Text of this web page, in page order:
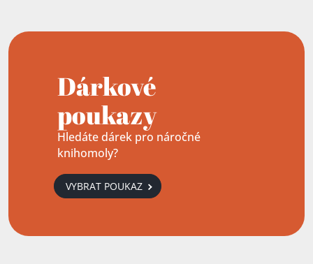
Dárkové
poukazy
Hledáte dárek pro náročné
knihomoly?
VYBRAT POUKAZ